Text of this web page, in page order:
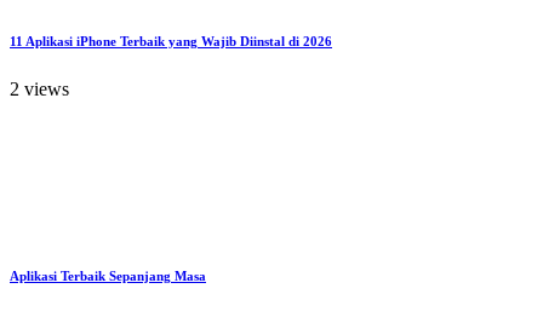
11 Aplikasi iPhone Terbaik yang Wajib Diinstal di 2026
2 views
Aplikasi Terbaik Sepanjang Masa